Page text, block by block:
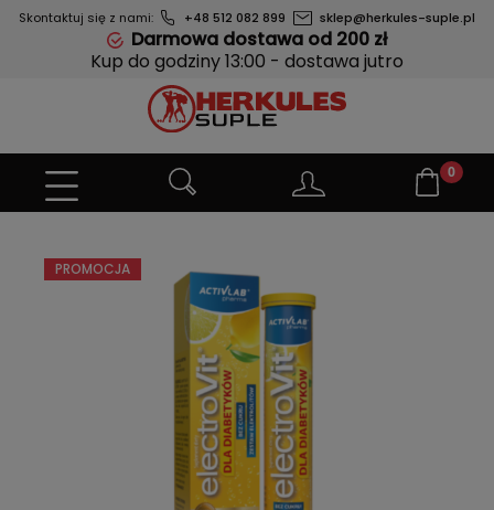
Skontaktuj się z nami: +48 512 082 899 sklep@herkules-suple.pl
Darmowa dostawa od 200 zł
Kup do godziny 13:00 - dostawa jutro
PROMOCJA